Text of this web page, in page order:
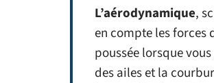
L’aérodynamique,
en compte les forces
poussée lorsque
des ailes et la